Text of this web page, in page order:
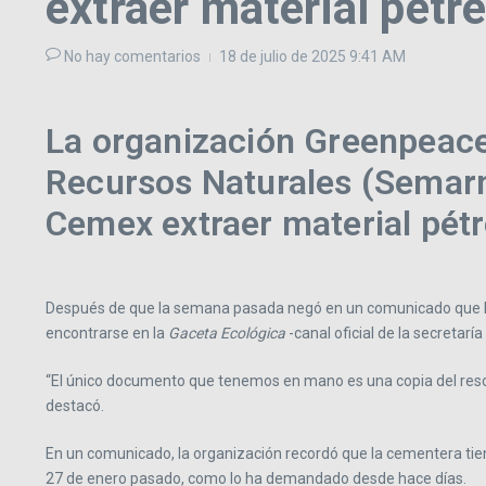
No hay comentarios 18 de julio de 2025 9:41 AM
La organización
Recursos Naturales
Cemex extraer material
Después de que la semana pasada negó en un comunicado
encontrarse en la Gaceta Ecológica -canal oficial de la
“El único documento que tenemos en mano es una copia del
destacó.
En un comunicado, la organización recordó que la cementera
27 de enero pasado, como lo ha demandado desde hace días.